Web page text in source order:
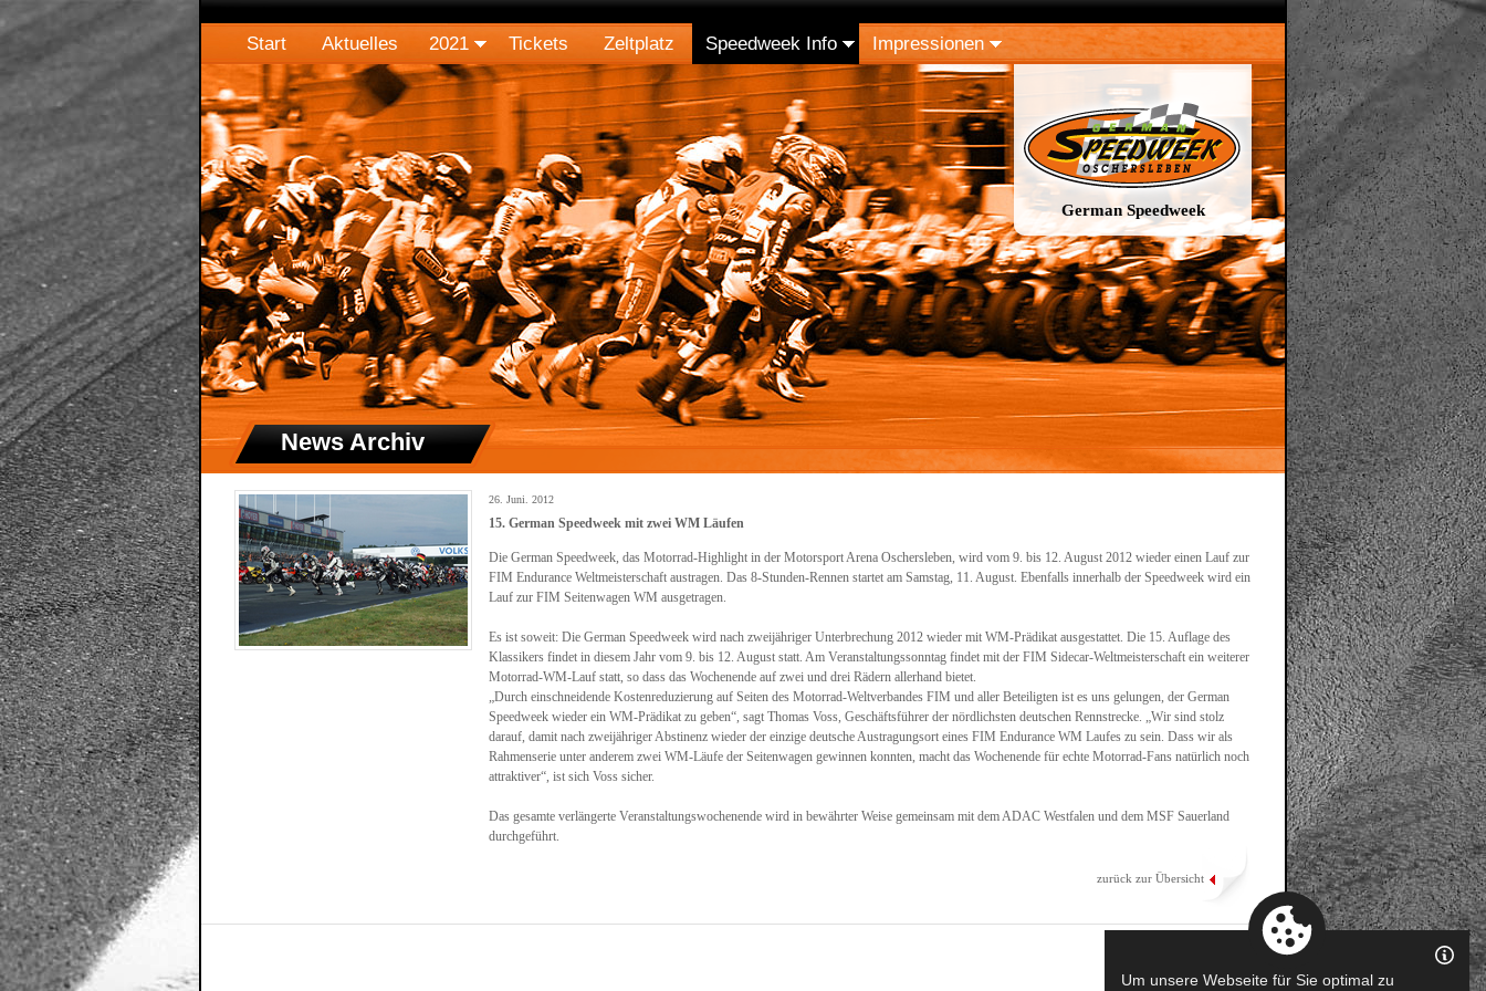
German Speedweek
Start Aktuelles 2021 Tickets Zeltplatz Speedweek Info Impressionen
News Archiv
26. Juni. 2012
15. German Speedweek mit zwei WM Läufen
Die German Speedweek, das Motorrad-Highlight in der Motorsport Arena Oschersleben, wird vom 9. bis 12. August 2012 wieder einen Lauf zur
FIM Endurance Weltmeisterschaft austragen. Das 8-Stunden-Rennen startet am Samstag, 11. August. Ebenfalls innerhalb der Speedweek wird ein
Lauf zur FIM Seitenwagen WM ausgetragen.
Es ist soweit: Die German Speedweek wird nach zweijähriger Unterbrechung 2012 wieder mit WM-Prädikat ausgestattet. Die 15. Auflage des
Klassikers findet in diesem Jahr vom 9. bis 12. August statt. Am Veranstaltungssonntag findet mit der FIM Sidecar-Weltmeisterschaft ein weiterer
Motorrad-WM-Lauf statt, so dass das Wochenende auf zwei und drei Rädern allerhand bietet.
„Durch einschneidende Kostenreduzierung auf Seiten des Motorrad-Weltverbandes FIM und aller Beteiligten ist es uns gelungen, der German
Speedweek wieder ein WM-Prädikat zu geben“, sagt Thomas Voss, Geschäftsführer der nördlichsten deutschen Rennstrecke. „Wir sind stolz
darauf, damit nach zweijähriger Abstinenz wieder der einzige deutsche Austragungsort eines FIM Endurance WM Laufes zu sein. Dass wir als
Rahmenserie unter anderem zwei WM-Läufe der Seitenwagen gewinnen konnten, macht das Wochenende für echte Motorrad-Fans natürlich noch
attraktiver“, ist sich Voss sicher.
Das gesamte verlängerte Veranstaltungswochenende wird in bewährter Weise gemeinsam mit dem ADAC Westfalen und dem MSF Sauerland
durchgeführt.
zurück zur Übersicht
Um unsere Webseite für Sie optimal zu